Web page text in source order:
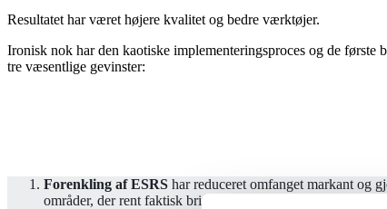
Resultatet har været højere kvalitet og bedre værktøjer.
Ironisk nok har den kaotiske implementeringsproces og de første
tre væsentlige gevinster:
Forenkling af ESRS har reduceret omfanget markant og
områder, der rent faktisk bringer værdi for den enkelte